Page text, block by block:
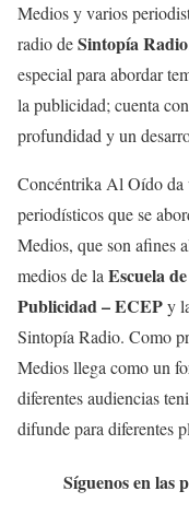
Medios y varios
radio deSintopía Radio
especial para abordar
la publicidad; cuenta
profundidad y un
Concéntrika Al Oído da
periodísticos que se
Medios, que son afines
medios de la Escuela
Publicidad – ECEPy
Sintopía Radio. Como
Medios llega como un
diferentes audiencias
difunde para diferentes
Síguenos en las